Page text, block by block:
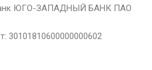
ЮГО-ЗАПАДНЫЙ БАНК ПАО
30101810600000000602